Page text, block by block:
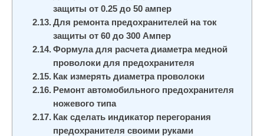
защиты от 0.25 до 50 ампер
Для ремонта предохранителей на ток
защиты от 60 до 300 Ампер
Формула для расчета диаметра медной
проволоки для предохранителя
Как измерять диаметра проволоки
Ремонт автомобильного предохранителя
ножевого типа
Как сделать индикатор перегорания
предохранителя своими руками